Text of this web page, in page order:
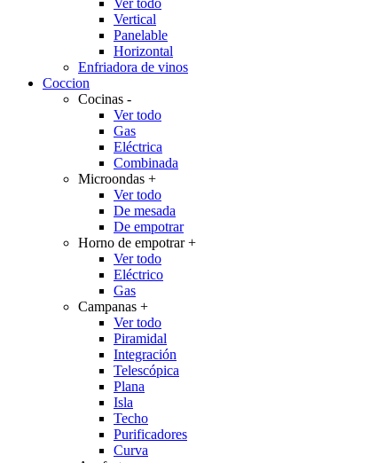
Ver todo
Vertical
Panelable
Horizontal
Enfriadora de vinos
Coccion
Cocinas -
Ver todo
Gas
Eléctrica
Combinada
Microondas +
Ver todo
De mesada
De empotrar
Horno de empotrar+
Ver todo
Eléctrico
Gas
Campanas +
Ver todo
Piramidal
Integración
Telescópica
Plana
Isla
Techo
Purificadores
Curva